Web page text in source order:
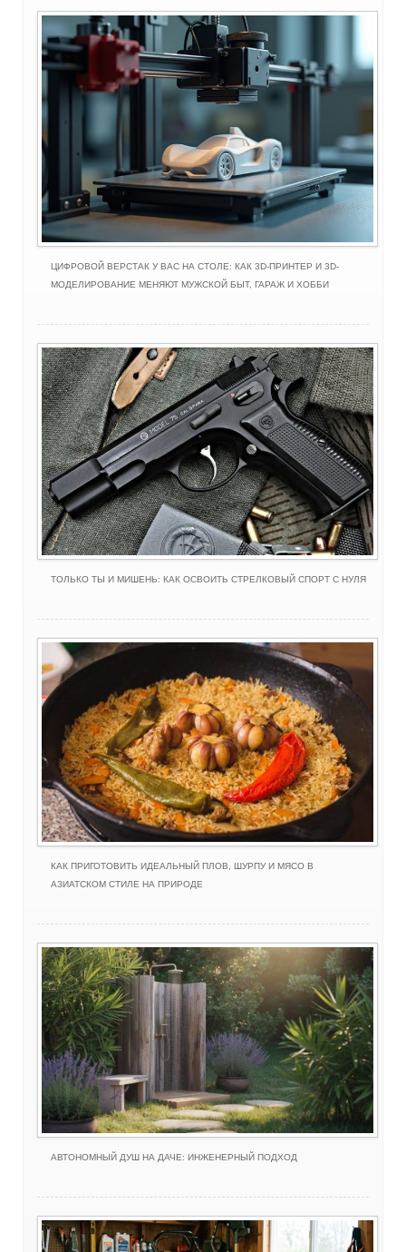
ЦИФРОВОЙ ВЕРСТАК У ВАС НА СТОЛЕ: КАК 3D-ПРИНТЕР И 3D-
МОДЕЛИРОВАНИЕ МЕНЯЮТ МУЖСКОЙ БЫТ, ГАРАЖ И ХОББИ
ТОЛЬКО ТЫ И МИШЕНЬ: КАК ОСВОИТЬ СТРЕЛКОВЫЙ СПОРТ С НУЛЯ
КАК ПРИГОТОВИТЬ ИДЕАЛЬНЫЙ ПЛОВ, ШУРПУ И МЯСО В
АЗИАТСКОМ СТИЛЕ НА ПРИРОДЕ
АВТОНОМНЫЙ ДУШ НА ДАЧЕ: ИНЖЕНЕРНЫЙ ПОДХОД